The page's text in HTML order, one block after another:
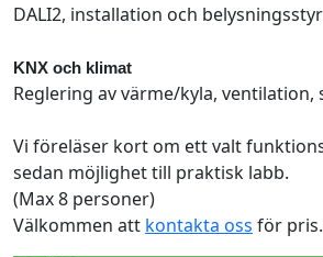
DALI2, installation och
KNX och klimat
Reglering av värme/kyla, ventilation,
Vi föreläser kort om ett valt
sedan möjlighet till praktisk labb.
(Max 8 personer)
Välkommen att kontakta oss för pris.